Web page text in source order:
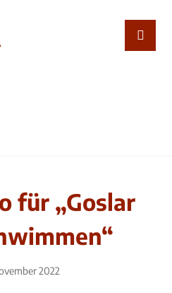
für „Goslar
2022